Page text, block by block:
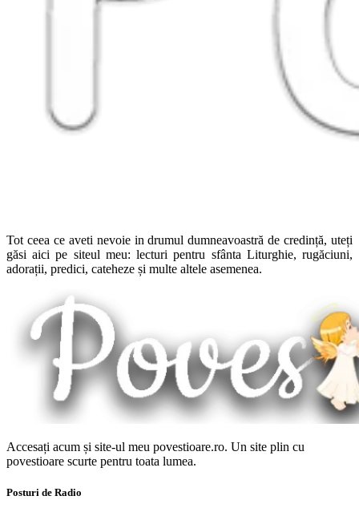
Tot ceea ce aveti nevoie in drumul dumneavoastră de credință, uteți
găsi aici pe siteul meu: lecturi pentru sfânta Liturghie, rugăciuni,
adorații, predici, cateheze și multe altele asemenea.
Accesați acum și site-ul meu povestioare.ro. Un site plin cu
povestioare scurte pentru toata lumea.
Posturi de Radio